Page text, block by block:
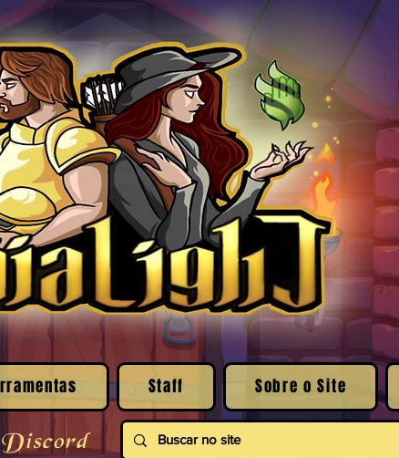
Staff Sobre o Site
Discord